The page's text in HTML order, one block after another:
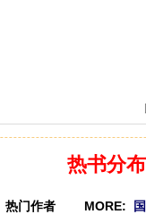
热书分布
热门作者 MORE: